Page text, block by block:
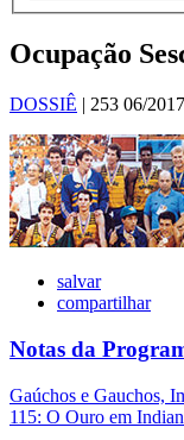
Ocupação
DOSSIÊ | 253 06/2017
salvar
compartilhar
Notas da
Gaúchos e Gauchos,
115: O Ouro em